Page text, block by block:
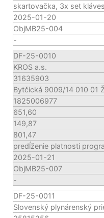
skartovačka, 3x set
2025-01-20
ObjMB25-004
-
DF-25-0010
KROS a.s.
31635903
Bytčická 9009/14 010 01
1825006977
651,60
149,87
801,47
predĺženie platnosti
2025-01-21
ObjMB25-007
-
DF-25-0011
Slovenský plynárenský